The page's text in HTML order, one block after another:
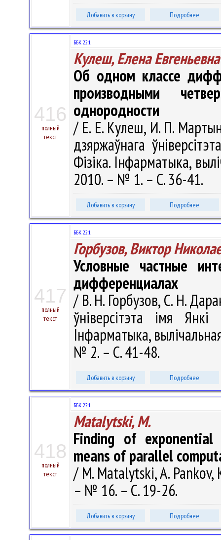
Добавить в корзину Подробнее
416
полный
текст
ББК 22.1
Кулеш, Елена Евгеньевна
Об одном классе
производными
однородности
/ Е. Е. Кулеш, И. П.
дзяржаўнага
Фізіка. Інфарматыка,
2010. – № 1. – С. 36-41.
Добавить в корзину Подробнее
417
полный
текст
ББК 22.1
Горбузов, Виктор
Условные частные
дифференциалах
/ В. Н. Горбузов, С. Н.
ўніверсітэта імя
Інфарматыка,
№ 2. – С. 41-48.
Добавить в корзину Подробнее
418
полный
текст
ББК 22.1
Matalytski, M.
Finding of exponential
means of parallel
/ M. Matalytski, A.
– № 16. – С. 19-26.
Добавить в корзину Подробнее